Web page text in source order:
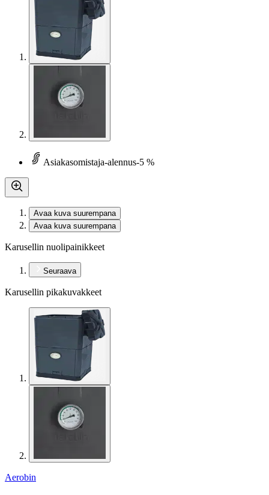
Asiakasomistaja-alennus-5 %
Avaa kuva suurempana
Avaa kuva suurempana
Karusellin nuolipainikkeet
Seuraava
Karusellin pikakuvakkeet
Aerobin